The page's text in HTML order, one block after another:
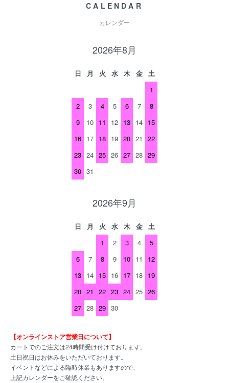
CALENDAR
カレンダー
2026年8月
日 月 火 水 木 金
土
1
2
3 4 5 6 7
8
9
10 11 12 13 14 15
16 17 18 19 20 21
22
23 24 25 26 27 28 29
30 31
2026年9月
日 月 火 水 木 金
土
1
2 3 4
5
6
7 8 9 10 11
12
13 14 15 16 17 18 19
20 21 22 23 24 25 26
27 28 29 30
【オンラインストア営業日について】
カートでのご注文は24時間受け付けております。
土日祝日はお休みをいただいております。
イベントなどによる臨時休業もありますので、
上記カレンダーをご確認ください。